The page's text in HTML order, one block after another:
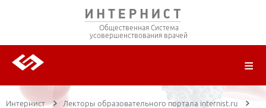
Общественная Система
усовершенствования врачей
ЦИКЛЫ ПЕРЕДАЧ
Интернист
Лекторы образовательного портала internist.ru